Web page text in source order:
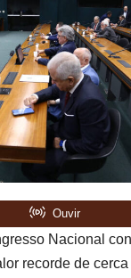
Nacional
recorde de